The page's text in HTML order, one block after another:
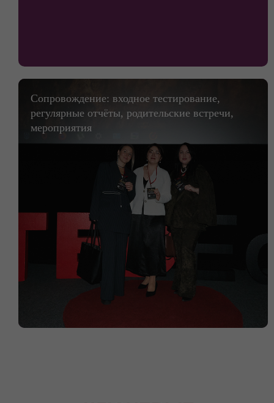
Сопровождение: входное тестирование,
регулярные отчёты, родительские встречи,
мероприятия